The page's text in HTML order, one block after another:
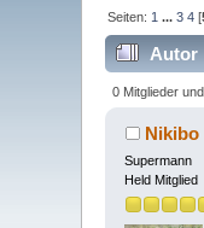
Seiten: 1 ...3 4 [
Autor
0 Mitglieder
Nikibo
Supermann
Held Mitglied